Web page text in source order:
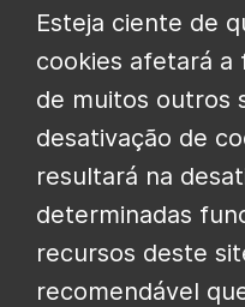
Esteja ciente de
cookies afetará a
de muitos outros
desativação de
resultará na
determinadas
recursos deste
recomendável